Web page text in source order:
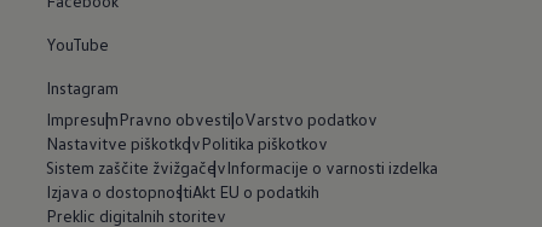
YouTube
Instagram
ImpresumPravno obvestiloVarstvo podatkov
Nastavitve piškotkovPolitika piškotkov
Sistem zaščite žvižgačevInformacije o varnosti izdelka
Izjava o dostopnostiAkt EU o podatkih
Preklic digitalnih storitev